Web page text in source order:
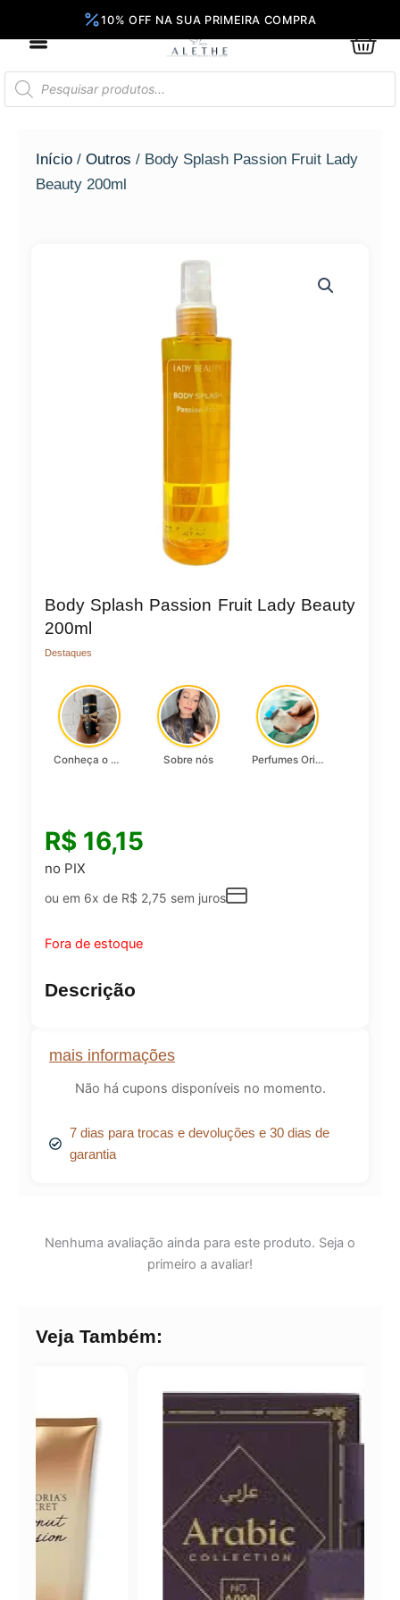
conteúdo
Pesquisar
produtos
Início / Outros / Body Splash Passion Fruit Lady
Beauty 200ml
mais informações
Não há cupons disponíveis no momento.
7 dias para trocas e devoluções e 30 dias de
garantia
Body Splash Passion Fruit Lady Beauty
200ml
Destaques
Conheça o Asad, da Lattafa… Sobre nós Perfumes Originais
R$ 16,15
no PIX
ou em 6x de R$ 2,75 sem juros
Fora de estoque
Descrição
Nenhuma avaliação ainda para este produto. Seja o
primeiro a avaliar!
Veja Também: